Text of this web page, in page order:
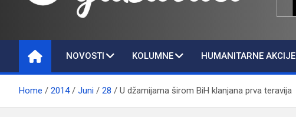
Ljubušaci
NOVOSTI KOLUMNE HUMANITARNE AKCIJE
Home 2014 Juni 28 U džamijama širom BiH klanjana prva teravija